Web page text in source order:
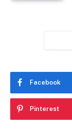
Facebook
Pinterest